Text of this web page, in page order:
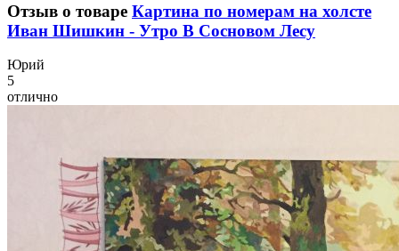
Отзыв о товаре Картина по номерам на холсте
Иван Шишкин - Утро В Сосновом Лесу
Юрий
5
отлично